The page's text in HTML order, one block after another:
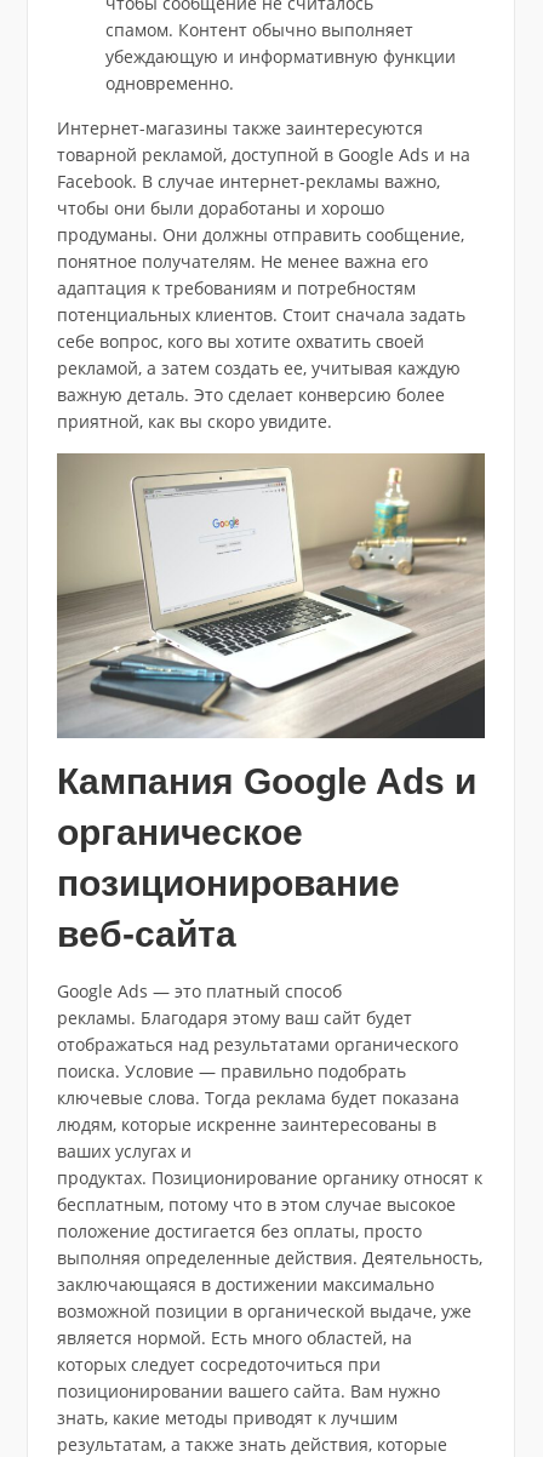
спамом. Контент обычно выполняет
убеждающую и информативную функции
одновременно.
Интернет-магазины также заинтересуются
товарной рекламой, доступной в Google Ads и на
Facebook. В случае интернет-рекламы важно,
чтобы они были доработаны и хорошо
продуманы. Они должны отправить сообщение,
понятное получателям. Не менее важна его
адаптация к требованиям и потребностям
потенциальных клиентов. Стоит сначала задать
себе вопрос, кого вы хотите охватить своей
рекламой, а затем создать ее, учитывая каждую
важную деталь. Это сделает конверсию более
приятной, как вы скоро увидите.
Кампания Google Ads и
органическое
позиционирование
веб-сайта
Google Ads — это платный способ
рекламы. Благодаря этому ваш сайт будет
отображаться над результатами органического
поиска. Условие — правильно подобрать
ключевые слова. Тогда реклама будет показана
людям, которые искренне заинтересованы в
ваших услугах и
продуктах. Позиционирование органику относят к
бесплатным, потому что в этом случае высокое
положение достигается без оплаты, просто
выполняя определенные действия. Деятельность,
заключающаяся в достижении максимально
возможной позиции в органической выдаче, уже
является нормой. Есть много областей, на
которых следует сосредоточиться при
позиционировании вашего сайта. Вам нужно
знать, какие методы приводят к лучшим
результатам, а также знать действия, которые